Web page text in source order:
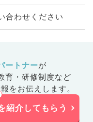
合わせください
ートナーが
育・研修制度など
をお伝えします。
紹介してもらう